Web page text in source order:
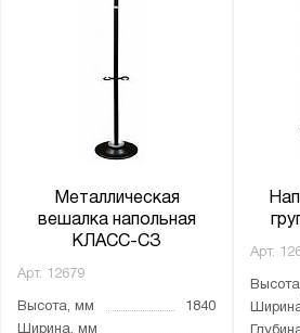
Металлическая
вешалка напольная
КЛАСС-СЗ
Арт. 12679
Высота, мм
1840
Ширина, мм
Арт.